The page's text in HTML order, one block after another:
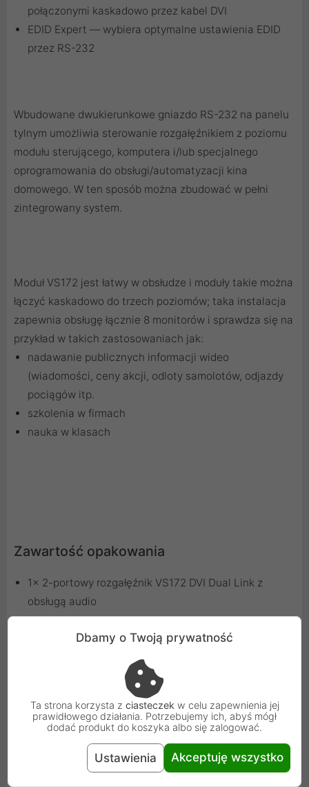
połączonymi kaskadowo przez kabel DVI
EDID Expert — wybiera optymalne ustawienia EDID
przez RS-232
Wbudowane dwukierunkowe gniazdo RS-232 na panelu
tylnym umożliwia sterowanie rozgałęźnikiem z poziomu
modułu sterującego, komputera i/lub specjalnego
oprogramowania do obsługi/automatyzacji kina
domowego. W ten sposób można zbudować w pełni
zintegrowany system.
Moduł VS172 jest łatwy w obsłudze i moduły takie można
łączyć kaskadowo do trzech poziomów; taka instalacja
zapewnia obsługę łącznie 8 monitorów i sprawdza się na
przykład w takich zastosowaniach jak:
nadawanie publicznych informacji wideo
(wiadomości, ceny akcji, odloty samolotów, odjazdy
pociągów itp.
szkolenia w firmach
nauka w klasach
Zawartość opakowania
1x 2-portowy rozgałęźnik VS172 DVI Dual Link z
obsługą audio
1x zasilacz
1x instrukcja obsługi
Dbamy o Twoją prywatność
Ta strona korzysta z ciasteczek w celu zapewnienia jej
prawidłowego działania. Potrzebujemy ich, abyś mógł
dodać produkt do koszyka albo się zalogować.
Ustawienia Akceptuję wszystko